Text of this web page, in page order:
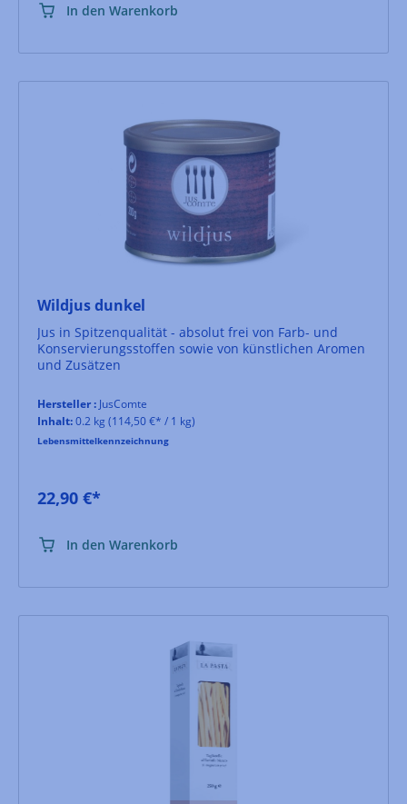
In den Warenkorb
Wildjus dunkel
Jus in Spitzenqualität - absolut frei von Farb- und
Konservierungsstoffen sowie von künstlichen Aromen
und Zusätzen
Hersteller : JusComte
Inhalt:0.2 kg (114,50 €* / 1 kg)
Lebensmittelkennzeichnung
22,90 €*
In den Warenkorb